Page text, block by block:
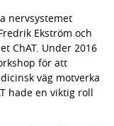
nervsystemet
Ekström och
ChAT. Under 2016
för att
väg motverka
hade en viktig roll